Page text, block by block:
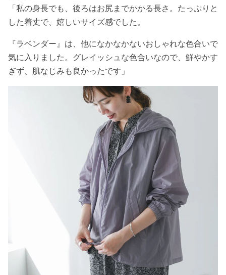
「私の身長でも、後ろはお尻までかかる長さ。たっぷりと
した着丈で、嬉しいサイズ感でした。
『ラベンダー』は、他になかなかないおしゃれな色合いで
気に入りました。グレイッシュな色合いなので、鮮やかす
ぎず、肌なじみも良かったです」